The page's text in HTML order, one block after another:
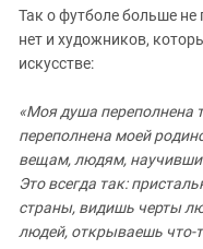
Так о футболе больше не
нет и художников,
искусстве:
«Моя душа переполнена
переполнена моей
вещам, людям,
Это всегда так:
страны, видишь черты
людей, открываешь что-